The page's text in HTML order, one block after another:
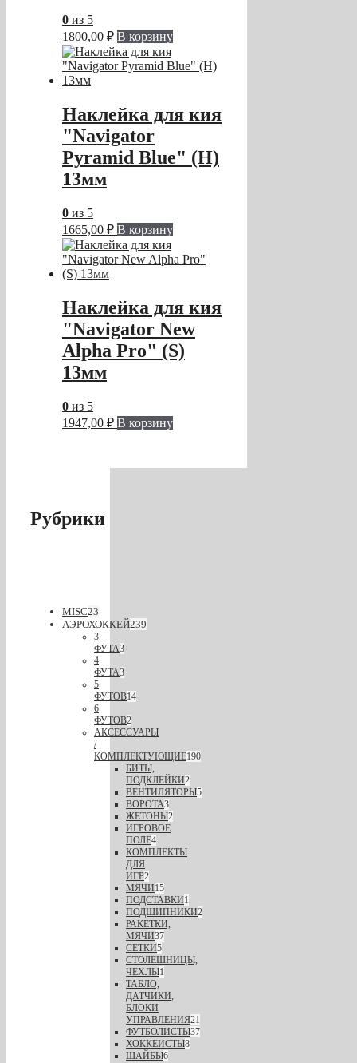
0 из 5
1800,00 ₽ В корзину
Наклейка для кия
"Navigator
Pyramid Blue" (H)
13мм
0 из 5
1665,00 ₽ В корзину
Наклейка для кия
"Navigator New
Alpha Pro" (S)
13мм
0 из 5
1947,00 ₽ В корзину
Рубрики
MISC23
АЭРОХОККЕЙ239
3
ФУТА3
4
ФУТА3
5
ФУТОВ14
6
ФУТОВ2
АКСЕССУАРЫ
/
КОМПЛЕКТУЮЩИЕ190
БИТЫ,
ПОДКЛЕЙКИ2
ВЕНТИЛЯТОРЫ5
ВОРОТА3
ЖЕТОНЫ2
ИГРОВОЕ
ПОЛЕ4
КОМПЛЕКТЫ
ДЛЯ
ИГР2
МЯЧИ15
ПОДСТАВКИ1
ПОДШИПНИКИ2
РАКЕТКИ,
МЯЧИ37
СЕТКИ5
СТОЛЕШНИЦЫ,
ЧЕХЛЫ1
ТАБЛО,
ДАТЧИКИ,
БЛОКИ
УПРАВЛЕНИЯ21
ФУТБОЛИСТЫ37
ХОККЕИСТЫ8
ШАЙБЫ6